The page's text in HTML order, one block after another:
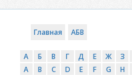
Главная АБВ
А Б В Г Д Е Ж З
A
B C D E F G H